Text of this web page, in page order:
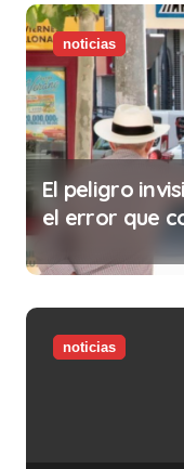
noticias
El peligro
el error que
minutos en
ilegalidad
la vida)
noticias